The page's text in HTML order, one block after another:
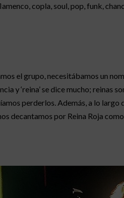
copla, soul, pop, funk,
el grupo, necesitábamos un
y ‘reina’ se dice mucho; reinas
perderlos. Además, a lo
decantamos por Reina Roja